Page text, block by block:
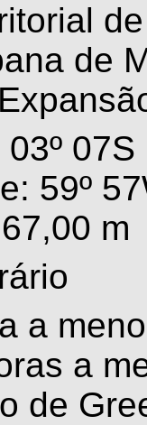
de
07S
59º
m
a
a
de